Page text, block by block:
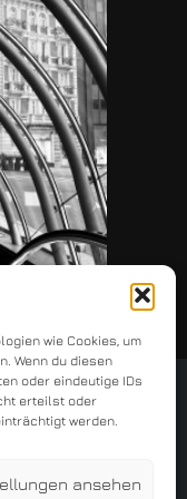
wie Cookies, um
Wenn du diesen
oder eindeutige IDs
erteilst oder
werden.
ansehen